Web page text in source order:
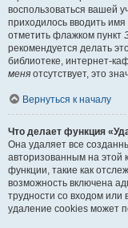
воспользоваться вашей
приходилось вводить
отметить флажком пункт
рекомендуется делать
библиотеке, интернет-
меня отсутствует, это
Вернуться к началу
Что делает функция
Она удаляет все
авторизованным на этой
функции, такие как
возможность включена
трудности со входом
удаление cookies может